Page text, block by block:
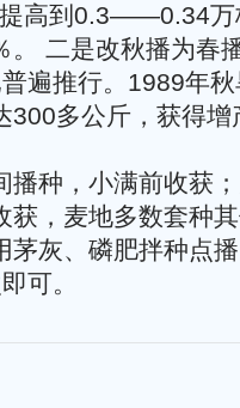
高到0.3——0.34万
。 二是改秋播为春
遍推行。1989年
300多公斤，获得增
播种，小满前收获
获，麦地多数套种
茅灰、磷肥拌种点
可。